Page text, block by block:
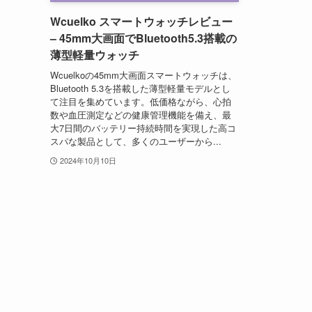
Wcuelko スマートウォッチレビュー
– 45mm大画面でBluetooth5.3搭載の
薄型軽量ウォッチ
Wcuelkoの45mm大画面スマートウォッチは、
Bluetooth 5.3を搭載した薄型軽量モデルとし
て注目を集めています。低価格ながら、心拍
数や血圧測定などの健康管理機能を備え、最
大7日間のバッテリー持続時間を実現した高コ
スパな製品として、多くのユーザーから...
2024年10月10日